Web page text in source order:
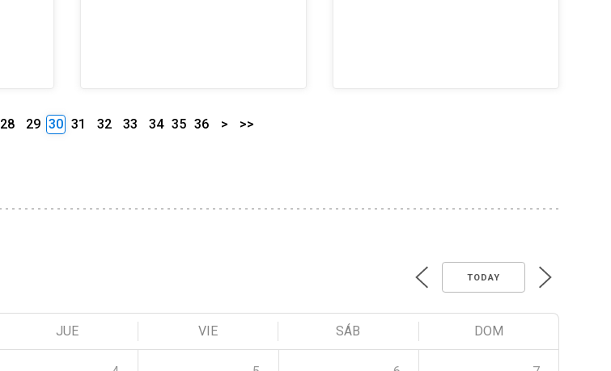
28 29 30 31 32 33 34 35 36 > >>
TODAY
JUE VIE SÁB DOM